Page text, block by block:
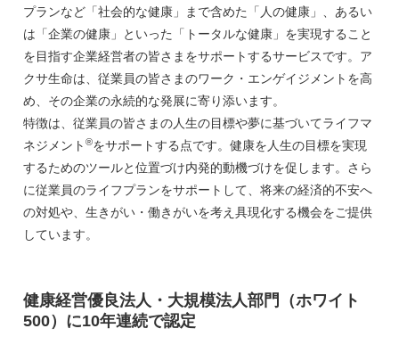
プランなど「社会的な健康」まで含めた「人の健康」、あるい
は「企業の健康」といった「トータルな健康」を実現すること
を目指す企業経営者の皆さまをサポートするサービスです。ア
クサ生命は、従業員の皆さまのワーク・エンゲイジメントを高
め、その企業の永続的な発展に寄り添います。
特徴は、従業員の皆さまの人生の目標や夢に基づいてライフマ
ネジメント®をサポートする点です。健康を人生の目標を実現
するためのツールと位置づけ内発的動機づけを促します。さら
に従業員のライフプランをサポートして、将来の経済的不安へ
の対処や、生きがい・働きがいを考え具現化する機会をご提供
しています。
健康経営優良法人・大規模法人部門（ホワイト
500）に10年連続で認定